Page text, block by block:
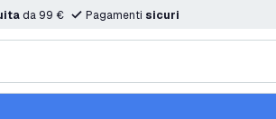
da 99 € Pagamenti sicuri